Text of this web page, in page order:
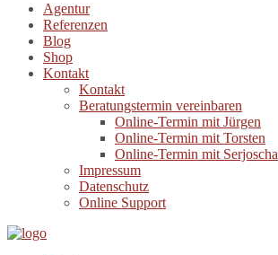
Agentur
Referenzen
Blog
Shop
Kontakt
Kontakt
Beratungstermin vereinbaren
Online-Termin mit Jürgen
Online-Termin mit Torsten
Online-Termin mit Serjoscha
Impressum
Datenschutz
Online Support